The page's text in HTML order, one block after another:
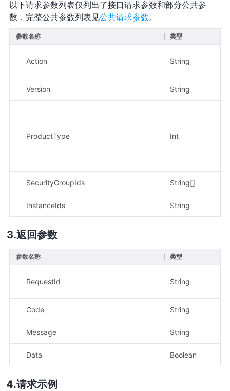
以下请求参数列表仅列出了接口请求参数和部分公共参
数，完整公共参数列表见公共请求参数。
参数名称 类型
Action String
Version String
ProductType Int
SecurityGroupIds String[]
InstanceIds String
返回参数
参数名称 类型
RequestId String
Code String
Message String
Data Boolean
请求示例